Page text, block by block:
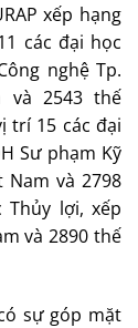
xếp hạng
các đại học
nghệ Tp.
và 2543 thế
trí 15 các đại
Sư phạm Kỹ
và 2798
lợi, xếp
và 2890 thế
sự góp mặt